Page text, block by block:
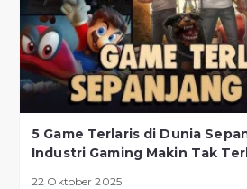
5 Game Terlaris di Dunia
Industri Gaming Makin Tak
22 Oktober 2025